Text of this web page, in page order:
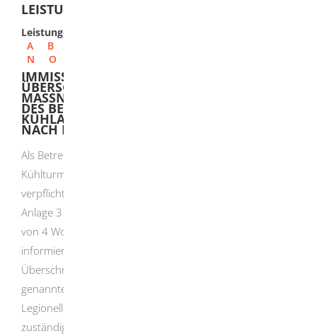
LEISTUNGEN VON A-Z
Leistungen
A
B
N
O
IMMISSIONSSCHUTZ - MELDUNG BEI
ÜBERSCHREITUNG DER
MASSNAHMENWERTE ODER BEI STÖRUNG D
ES BETRIEBS BEI VERDUNSTUNGS-, K
ÜHLANLAGEN UND NASSABSCHEIDERN N
ACH DER 42. BIMSCHV
Als Betreiber einer Verdunstungskühlanlage, eines
Kühlturms oder eines Nassabscheiders sind Sie
verpflichtet, die zuständige Behörde unverzüglich gemäß
Anlage 3 Teil 1 der 42. BImSchV und innerhalb einer Frist
von 4 Wochen gemäß Anlage 3 Teil 2 der 42. BImSchV zu
informieren, wenn bei einer Laboruntersuchung eine
Überschreitung der in Anlage 1 der 42. BImSchV
genannten Maßnahmenwerte für die Konzentration von
Legionellen in Nutzwasser festgestellt wird. Die
zuständige Behörde nimmt die Information entgegen und